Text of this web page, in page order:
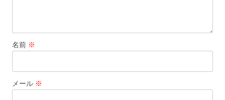
名前 ※
メール ※